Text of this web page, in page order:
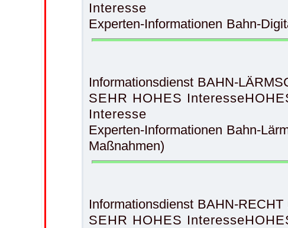
Interesse
Experten-Informationen Bahn-
Informationsdienst BAHN-
SEHR HOHES Interesse
Interesse
Experten-Informationen Bahn-
Maßnahmen)
Informationsdienst BAHN-
SEHR HOHES Interesse